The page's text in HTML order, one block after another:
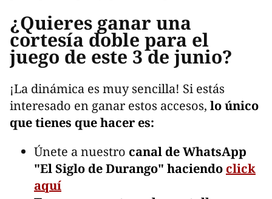
¿Quieres ganar una
cortesía doble para el
juego de este 3 de junio?
¡La dinámica es muy sencilla! Si estás
interesado en ganar estos accesos, lo único
que tienes que hacer es:
Únete a nuestro canal de WhatsApp
"El Siglo de Durango" haciendo click
aquí